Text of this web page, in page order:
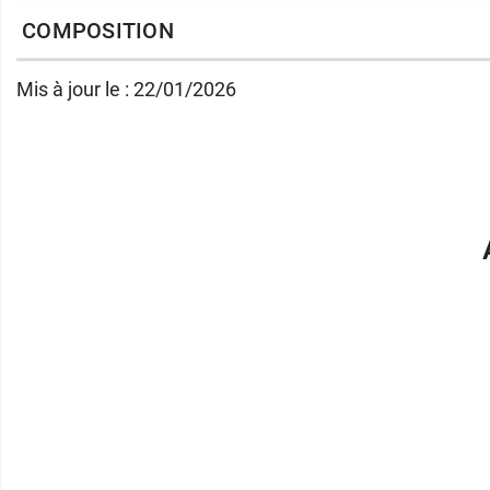
les ballonnements et les constipations
Par ailleurs, elle pourrait être utilisée en
Précautions d'utilisation
COMPOSITION
Mis à jour le : 22/01/2026